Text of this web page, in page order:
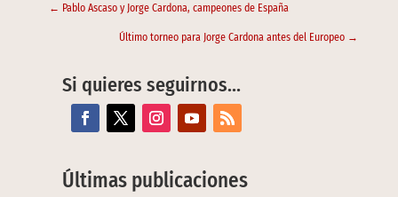
← Pablo Ascaso y Jorge Cardona, campeones de España
Último torneo para Jorge Cardona antes del Europeo →
Si quieres seguirnos…
Últimas publicaciones